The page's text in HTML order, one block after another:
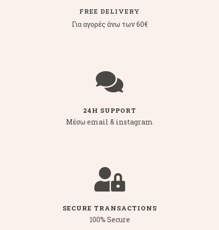
FREE DELIVERY
Για αγορές άνω των 60€
24H SUPPORT
Μέσω email & instagram
SECURE TRANSACTIONS
100% Secure